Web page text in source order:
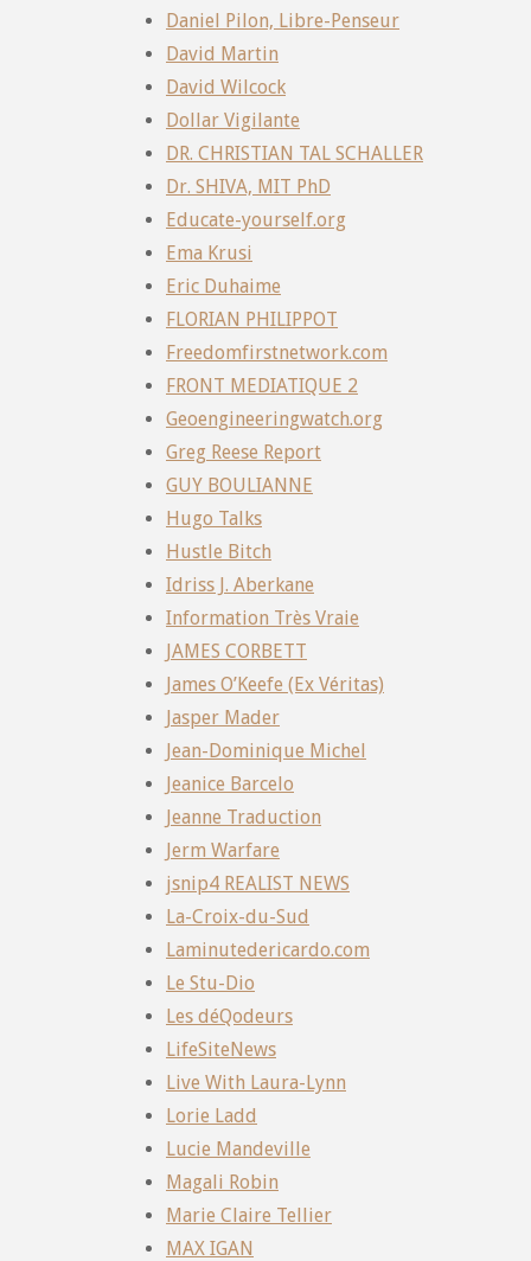
Daniel Pilon, Libre-Penseur
David Martin
David Wilcock
Dollar Vigilante
DR. CHRISTIAN TAL SCHALLER
Dr. SHIVA, MIT PhD
Educate-yourself.org
Ema Krusi
Eric Duhaime
FLORIAN PHILIPPOT
Freedomfirstnetwork.com
FRONT MEDIATIQUE 2
Geoengineeringwatch.org
Greg Reese Report
GUY BOULIANNE
Hugo Talks
Hustle Bitch
Idriss J. Aberkane
Information Très Vraie
JAMES CORBETT
James O’Keefe (Ex Véritas)
Jasper Mader
Jean-Dominique Michel
Jeanice Barcelo
Jeanne Traduction
Jerm Warfare
jsnip4 REALIST NEWS
La-Croix-du-Sud
Laminutedericardo.com
Le Stu-Dio
Les déQodeurs
LifeSiteNews
Live With Laura-Lynn
Lorie Ladd
Lucie Mandeville
Magali Robin
Marie Claire Tellier
MAX IGAN